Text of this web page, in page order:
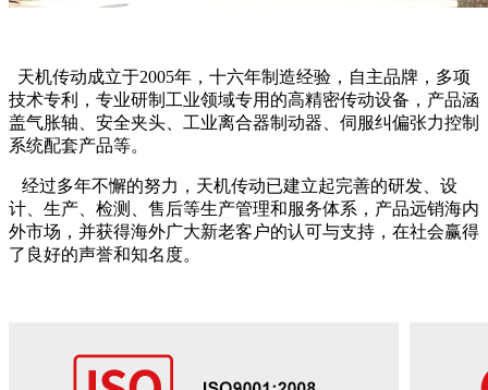
天机传动成立于2005年，十六年制造经验，自主品牌，多项
技术专利，专业研制工业领域专用的高精密传动设备，产品涵
盖气胀轴、安全夹头、工业离合器制动器、伺服纠偏张力控制
系统配套产品等。
经过多年不懈的努力，天机传动已建立起完善的研发、设
计、生产、检测、售后等生产管理和服务体系，产品远销海内
外市场，并获得海外广大新老客户的认可与支持，在社会赢得
了良好的声誉和知名度。